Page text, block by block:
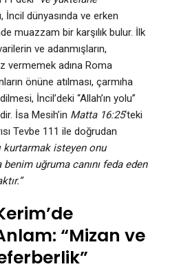
İncil dünyasında ve erken
muazzam bir karşılık bulur. İlk
ve adanmışların,
vermemek adına Roma
önüne atılması, çarmıha
İncil’deki “Allah’ın yolu”
İsa Mesih’in Matta 16:25‘teki
Tevbe 111 ile doğrudan
kurtarmak isteyen onu
uğruma canını feda eden
“Mizan ve